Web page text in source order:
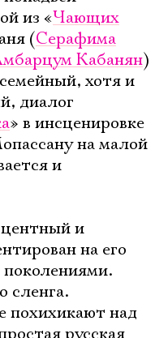
из «Чающих
(Серафима
Кабанян)
хотя и
диалог
» в инсценировке
на малой
и
и
на его
сленга.
похихикают над